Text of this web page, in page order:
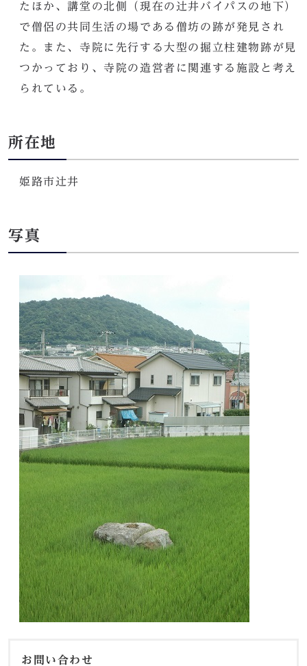
たほか、講堂の北側（現在の辻井バイパスの地下）
で僧侶の共同生活の場である僧坊の跡が発見され
た。また、寺院に先行する大型の掘立柱建物跡が見
つかっており、寺院の造営者に関連する施設と考え
られている。
所在地
姫路市辻井
写真
お問い合わせ